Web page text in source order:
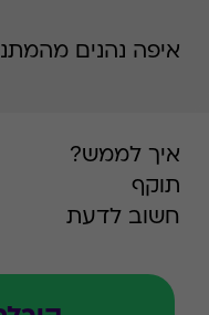
איפה נהנים
איך לממש?
תוקף
חשוב לדעת